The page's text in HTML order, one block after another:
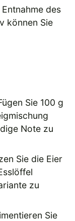
des
können Sie
Sie 100 g
Note zu
Sie die Eier
zu
Sie